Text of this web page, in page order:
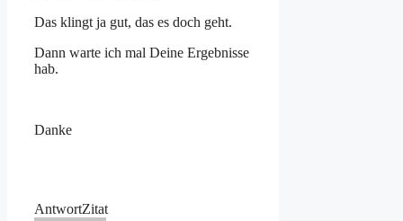
Das klingt ja gut, das es doch geht.
Dann warte ich mal Deine Ergebnisse
hab.
Danke
AntwortZitat